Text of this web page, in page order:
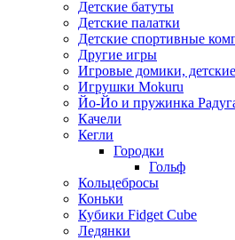
Детские батуты
Детские палатки
Детские спортивные
Другие игры
Игровые домики,
Игрушки Mokuru
Йо-Йо и пружинка
Качели
Кегли
Городки
Гольф
Кольцебросы
Коньки
Кубики Fidget Cube
Ледянки